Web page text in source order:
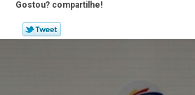
Gostou? compartilhe!